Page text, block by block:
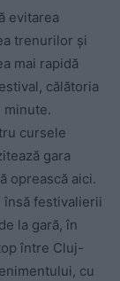
evitarea
trenurilor și
mai rapidă
călătoria
minute.
cursele
gara
oprească aici.
însă festivalierii
la gară, în
între Cluj-
cu